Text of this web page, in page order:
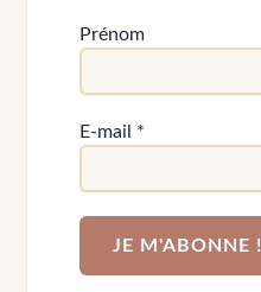
Prénom
E-mail *